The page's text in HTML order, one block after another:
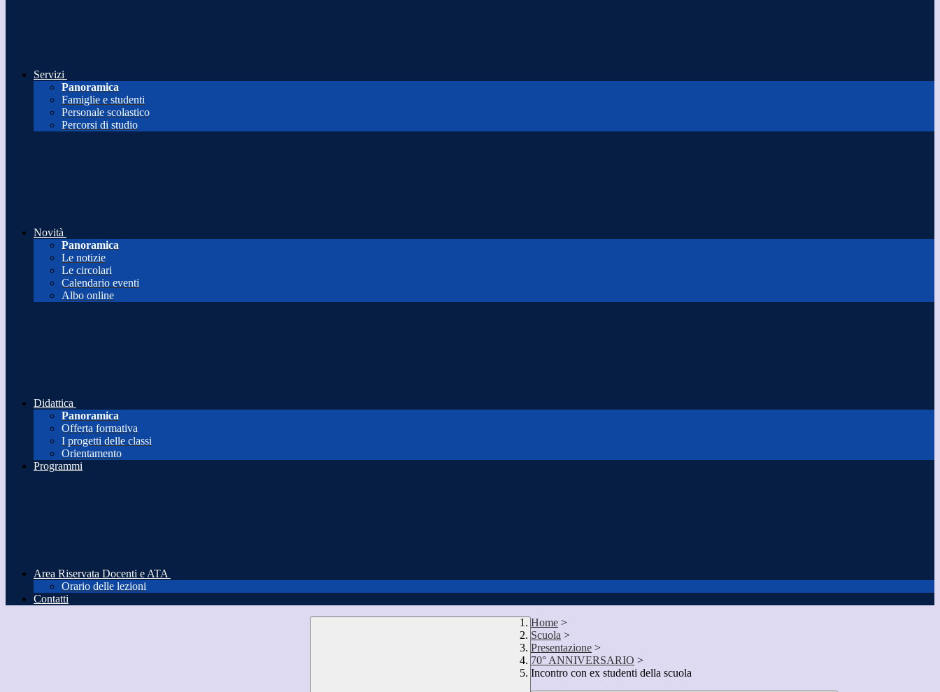
Servizi
Panoramica
Famiglie e studenti
Personale scolastico
Percorsi di studio
Novità
Panoramica
Le notizie
Le circolari
Calendario eventi
Albo online
Didattica
Panoramica
Offerta formativa
I progetti delle classi
Orientamento
Programmi
Area Riservata Docenti e ATA
Orario delle lezioni
Contatti
Home >
Scuola >
Presentazione >
70° ANNIVERSARIO >
Incontro con ex studenti della scuola